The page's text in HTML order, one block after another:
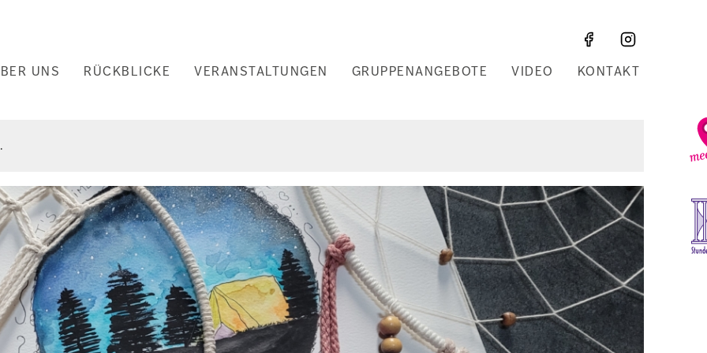
UNS RÜCKBLICKE VERANSTALTUNGEN GRUPPENANGEBOTE VIDEO KONTAKT